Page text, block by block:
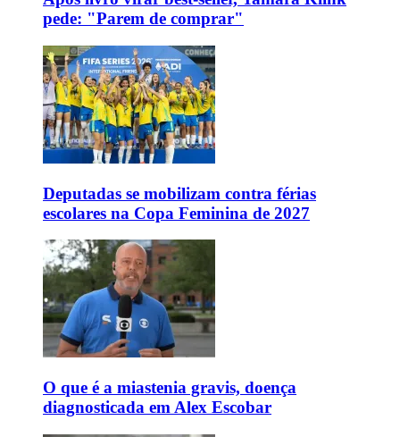
pede: "Parem de comprar"
Deputadas se mobilizam contra férias
escolares na Copa Feminina de 2027
O que é a miastenia gravis, doença
diagnosticada em Alex Escobar